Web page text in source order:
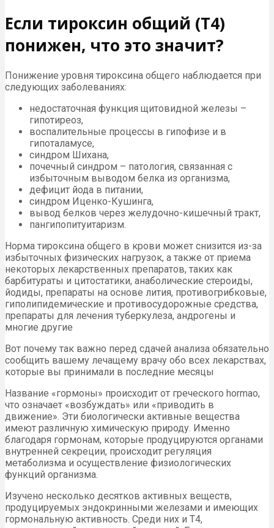
Если тироксин общий (Т4)
понижен, что это значит?
Понижение уровня тироксина общего наблюдается при
следующих заболеваниях:
недостаточная функция щитовидной железы –
гипотиреоз,
воспалительные процессы в гипофизе и в
гипоталамусе,
синдром Шихана,
почечный синдром – патология, связанная с
избыточным выводом белка из организма,
дефицит йода в питании,
синдром Иценко-Кушинга,
вывод белков через желудочно-кишечный тракт,
пангипопитуитаризм.
Норма тироксина общего в крови может снизится из-за
избыточных физических нагрузок, а также от приема
некоторых лекарственных препаратов, таких как
барбитураты и цитостатики, анаболические стероиды,
йодиды, препараты на основе лития, противогрибковые,
гиполипидемические и противосудорожные средства,
препараты для лечения туберкулеза, андрогены и
многие другие
Вот почему так важно перед сдачей анализа обязательно
сообщить вашему лечащему врачу обо всех лекарствах,
которые вы принимали в последние месяцы
Название «гормоны» происходит от греческого hormao,
что означает «возбуждать» или «приводить в
движение». Эти биологически активные вещества
имеют различную химическую природу. Именно
благодаря гормонам, которые продуцируются органами
внутренней секреции, происходит регуляция
метаболизма и осуществление физиологических
функций организма.
Изучено несколько десятков активных веществ,
продуцируемых эндокринными железами и имеющих
гормональную активность. Среди них и Т4,